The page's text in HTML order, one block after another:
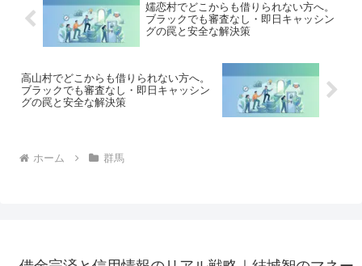
嬬恋村でどこからも借りられない方へ。
ブラックでも審査なし・即日キャッシン
グの罠と安全な解決策
高山村でどこからも借りられない方へ。
ブラックでも審査なし・即日キャッシン
グの罠と安全な解決策
ホーム 群馬